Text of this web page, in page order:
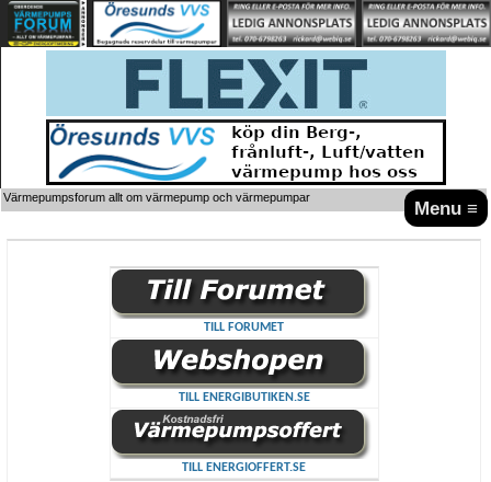
Menu ≡
Värmepumpsforum allt om värmepump och värmepumpar
TILL FORUMET
TILL ENERGIBUTIKEN.SE
TILL ENERGIOFFERT.SE